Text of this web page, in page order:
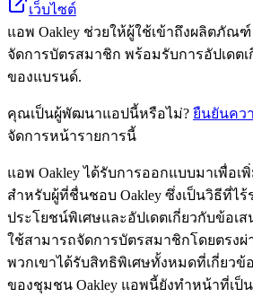
เว็บไซต์
แอพ Oakley ช่วยให้ผู้ใช้เข้าถึงผลิตภัณ
จัดการบัตรสมาชิก พร้อมรับการอัปเดต
ของแบรนด์.
คุณเป็นผู้พัฒนาแอปนี้หรือไม่? ยืนยันคว
จัดการหน้ารายการนี้
แอพ Oakley ได้รับการออกแบบมาเพื่อ
สำหรับผู้ที่ชื่นชอบ Oakley ซึ่งเป็นวิธีที่ไร้
ประโยชน์พิเศษและอัปเดตเกี่ยวกับข้อเ
ใช้สามารถจัดการบัตรสมาชิกโดยตรงผ่
พวกเขาได้รับสิทธิพิเศษทั้งหมดที่เกี่ยวข้
ของชุมชน Oakley แอพนี้ยังทำหน้าที่เป็